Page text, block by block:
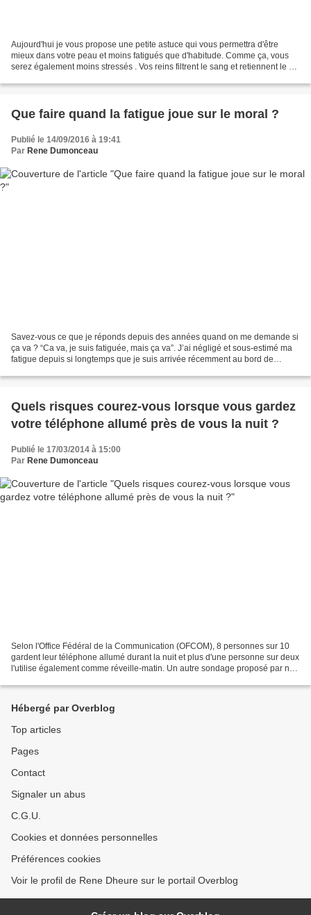
Aujourd'hui je vous propose une petite astuce qui vous permettra d'être
mieux dans votre peau et moins fatigués que d'habitude. Comme ça, vous
serez également moins stressés . Vos reins filtrent le sang et retiennent le sel
Que faire quand la fatigue joue sur le moral ?
Publié le 14/09/2016 à 19:41
Par Rene Dumonceau
Savez-vous ce que je réponds depuis des années quand on me demande si
ça va ? “Ca va, je suis fatiguée, mais ça va”. J’ai négligé et sous-estimé ma
fatigue depuis si longtemps que je suis arrivée récemment au bord de
Quels risques courez-vous lorsque vous gardez
votre téléphone allumé près de vous la nuit ?
Publié le 17/03/2014 à 15:00
Par Rene Dumonceau
Selon l'Office Fédéral de la Communication (OFCOM), 8 personnes sur 10
gardent leur téléphone allumé durant la nuit et plus d'une personne sur deux
l'utilise également comme réveille-matin. Un autre sondage proposé par nos
Hébergé par Overblog
Top articles
Pages
Contact
Signaler un abus
C.G.U.
Cookies et données personnelles
Préférences cookies
Voir le profil de Rene Dheure sur le portail Overblog